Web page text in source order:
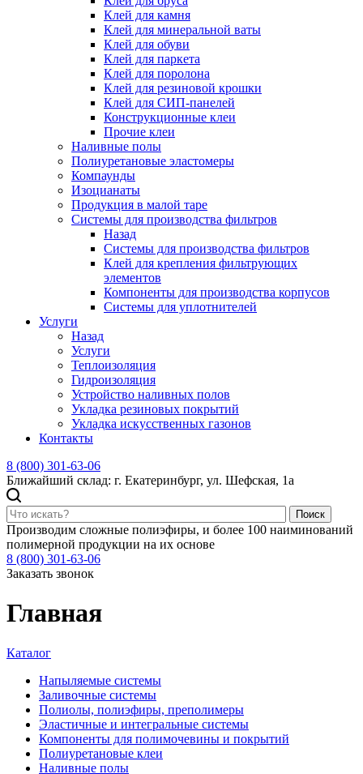
Клей для камня
Клей для минеральной ваты
Клей для обуви
Клей для паркета
Клей для поролона
Клей для резиновой крошки
Клей для СИП-панелей
Конструкционные клеи
Прочие клеи
Наливные полы
Полиуретановые эластомеры
Компаунды
Изоцианаты
Продукция в малой таре
Системы для производства фильтров
Назад
Системы для производства фильтров
Клей для крепления фильтрующих
элементов
Компоненты для производства корпусов
Системы для уплотнителей
Услуги
Назад
Услуги
Теплоизоляция
Гидроизоляция
Устройство наливных полов
Укладка резиновых покрытий
Укладка искусственных газонов
Контакты
8 (800) 301-63-06
Ближайший склад: г. Екатеринбург, ул. Шефская, 1а
Поиск
Производим сложные полиэфиры, и более 100 наиминований
полимерной продукции на их основе
8 (800) 301-63-06
Заказать звонок
Главная
Каталог
Напыляемые системы
Заливочные системы
Полиолы, полиэфиры, преполимеры
Эластичные и интегральные системы
Компоненты для полимочевины и покрытий
Полиуретановые клеи
Наливные полы